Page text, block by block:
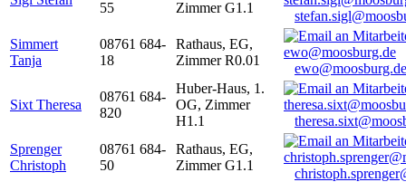
55
Zimmer G1.1
Simmert
Tanja
08761 684-
18
Rathaus, EG,
Zimmer R0.01
ewo@moosburg.de
Sixt Theresa
08761 684-
820
Huber-Haus, 1.
OG, Zimmer
H1.1
Sprenger
Christoph
08761 684-
50
Rathaus, EG,
Zimmer G1.1